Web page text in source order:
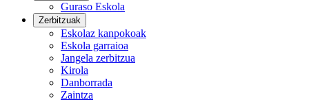
Guraso Eskola
Zerbitzuak
Eskolaz kanpokoak
Eskola garraioa
Jangela zerbitzua
Kirola
Danborrada
Zaintza